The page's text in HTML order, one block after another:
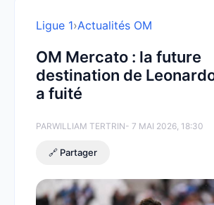
Ligue 1›Actualités OM
OM Mercato : la future
destination de
a fuité
PARWILLIAM TERTRIN- 7 MAI 2026, 18:30
🔗 Partager